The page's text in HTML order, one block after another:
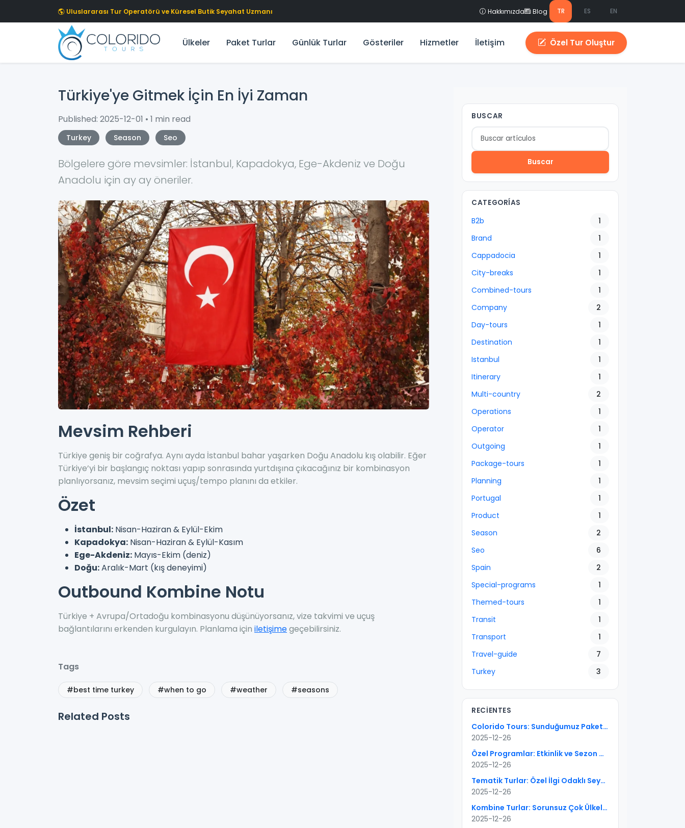
Skip to main contentUluslararası Tur Operatörü ve Küresel Butik Seyahat Uzmanı Hakkımızda Blog TR ES EN
Ülkeler Paket Turlar Günlük Turlar Gösteriler Hizmetler İletişim Özel Tur Oluştur
Türkiye'ye Gitmek İçin En İyi Zaman
Published: 2025-12-01 • 1 min read
Turkey Season Seo
Bölgelere göre mevsimler: İstanbul, Kapadokya, Ege-Akdeniz ve Doğu
Anadolu için ay ay öneriler.
Mevsim Rehberi
Türkiye geniş bir coğrafya. Aynı ayda İstanbul bahar yaşarken Doğu Anadolu kış olabilir. Eğer
Türkiye’yi bir başlangıç noktası yapıp sonrasında yurtdışına çıkacağınız bir kombinasyon
planlıyorsanız, mevsim seçimi uçuş/tempo planını da etkiler.
Özet
İstanbul: Nisan-Haziran & Eylül-Ekim
Kapadokya: Nisan-Haziran & Eylül-Kasım
Ege-Akdeniz: Mayıs-Ekim (deniz)
Doğu:Aralık-Mart (kış deneyimi)
Outbound Kombine Notu
Türkiye + Avrupa/Ortadoğu kombinasyonu düşünüyorsanız, vize takvimi ve uçuş
bağlantılarını erkenden kurgulayın. Planlama için iletişimegeçebilirsiniz.
Tags
#best time turkey #when to go #weather #seasons
Related Posts
BUSCAR
Buscar
CATEGORÍAS
B2b
1
Brand
1
Cappadocia
1
City-breaks
1
Combined-tours
1
Company
2
Day-tours
1
Destination
1
Istanbul
1
Itinerary
1
Multi-country
2
Operations
1
Operator
1
Outgoing
1
Package-tours
1
Planning
1
Portugal
1
Product
1
Season
2
Seo
6
Spain
2
Special-programs
1
Themed-tours
1
Transit
1
Transport
1
Travel-guide
7
Turkey
3
RECIENTES
Colorido Tours: Sunduğumuz Paketler — 6 Tur Tipi
2025-12-26
Özel Programlar: Etkinlik ve Sezon Odaklı Seyahati Doğru Kurgulayın
2025-12-26
Tematik Turlar: Özel İlgi Odaklı Seyahate Pratik Rehber
2025-12-26
Kombine Turlar: Sorunsuz Çok Ülkeli Rotalar İçin Kapsamlı Rehber
2025-12-26